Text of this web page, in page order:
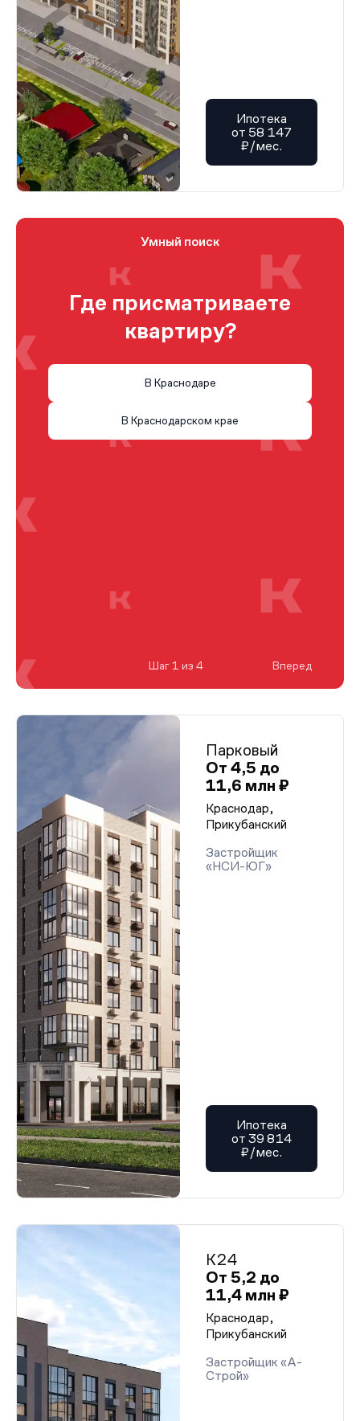
Ипотека
от 58 147
₽/мес.
Парковый
От 4,5 до
11,6 млн ₽
Краснодар,
Прикубанский
Застройщик
«НСИ-ЮГ»
Ипотека
от 39 814
₽/мес.
К24
От 5,2 до
11,4 млн ₽
Краснодар,
Прикубанский
Застройщик «А-
Строй»
Умный поиск
Где присматриваете
квартиру?
В Краснодаре
В Краснодарском крае
Шаг 1 из 4 Вперед